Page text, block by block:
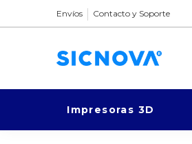
Envíos Contacto y Soporte
Impresoras 3D